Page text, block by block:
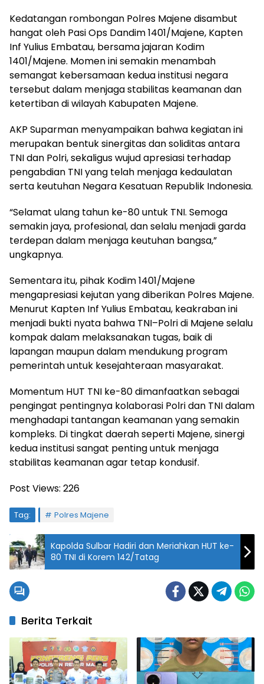
Kedatangan rombongan Polres Majene disambut
hangat oleh Pasi Ops Dandim 1401/Majene, Kapten
Inf Yulius Embatau, bersama jajaran Kodim
1401/Majene. Momen ini semakin menambah
semangat kebersamaan kedua institusi negara
tersebut dalam menjaga stabilitas keamanan dan
ketertiban di wilayah Kabupaten Majene.
AKP Suparman menyampaikan bahwa kegiatan ini
merupakan bentuk sinergitas dan soliditas antara
TNI dan Polri, sekaligus wujud apresiasi terhadap
pengabdian TNI yang telah menjaga kedaulatan
serta keutuhan Negara Kesatuan Republik Indonesia.
“Selamat ulang tahun ke-80 untuk TNI. Semoga
semakin jaya, profesional, dan selalu menjadi garda
terdepan dalam menjaga keutuhan bangsa,”
ungkapnya.
Sementara itu, pihak Kodim 1401/Majene
mengapresiasi kejutan yang diberikan Polres Majene.
Menurut Kapten Inf Yulius Embatau, keakraban ini
menjadi bukti nyata bahwa TNI–Polri di Majene selalu
kompak dalam melaksanakan tugas, baik di
lapangan maupun dalam mendukung program
pemerintah untuk kesejahteraan masyarakat.
Momentum HUT TNI ke-80 dimanfaatkan sebagai
pengingat pentingnya kolaborasi Polri dan TNI dalam
menghadapi tantangan keamanan yang semakin
kompleks. Di tingkat daerah seperti Majene, sinergi
kedua institusi sangat penting untuk menjaga
stabilitas keamanan agar tetap kondusif.
Post Views: 226
Tag: Polres Majene
Kapolda Sulbar Hadiri dan Meriahkan HUT ke-
80 TNI di Korem 142/Tatag
Berita Terkait